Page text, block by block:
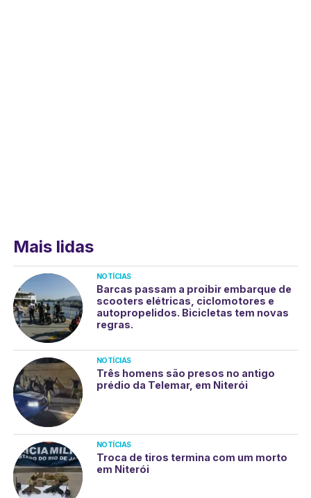
Mais lidas
NOTÍCIAS
Barcas passam a proibir embarque de
scooters elétricas, ciclomotores e
autopropelidos. Bicicletas tem novas
regras.
NOTÍCIAS
Três homens são presos no antigo
prédio da Telemar, em Niterói
NOTÍCIAS
Troca de tiros termina com um morto
em Niterói